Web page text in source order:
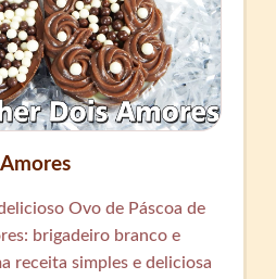
Ovo de Páscoa de
brigadeiro branco e
receita simples e deliciosa